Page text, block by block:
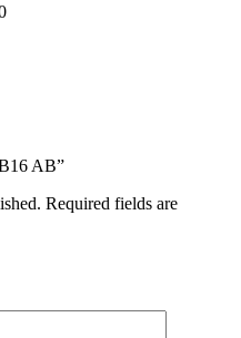
AB”
Required fields are